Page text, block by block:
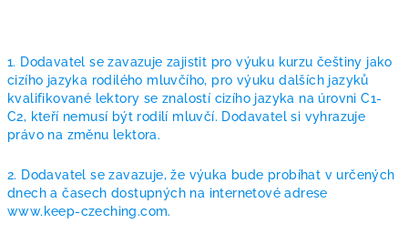
1. Dodavatel se zavazuje zajistit pro výuku kurzu češtiny jako
cizího jazyka rodilého mluvčího, pro výuku dalších jazyků
kvalifikované lektory se znalostí cizího jazyka na úrovni C1-
C2, kteří nemusí být rodilí mluvčí. Dodavatel si vyhrazuje
právo na změnu lektora.
2. Dodavatel se zavazuje, že výuka bude probíhat v určených
dnech a časech dostupných na internetové adrese
www.keep-czeching.com.